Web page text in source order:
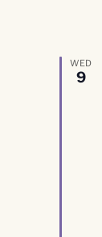
WED
9